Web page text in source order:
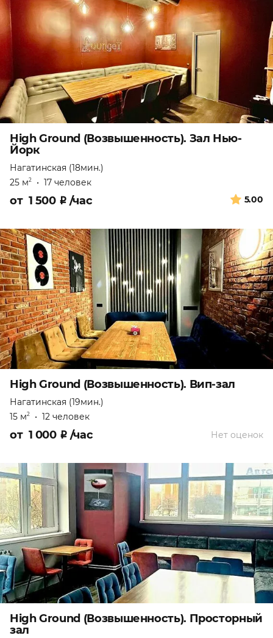
High Ground (Возвышенность). Зал Нью-
Йорк
Нагатинская (18мин.)
25 м2 • 17 человек
5.00
от 1 500 ₽ /час
High Ground (Возвышенность). Вип-зал
Нагатинская (19мин.)
15 м2 • 12 человек
Нет оценок
от 1 000 ₽ /час
High Ground (Возвышенность). Просторный
зал